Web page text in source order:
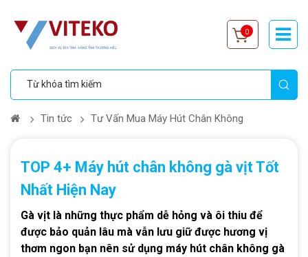
0
Tin tức Tư Vấn Mua Máy Hút Chân Không
TOP 4+ Máy hút chân không gà vịt Tốt
Nhất Hiện Nay
Gà vịt là những thực phẩm dễ hỏng và ôi thiu để
được bảo quản lâu mà vẫn lưu giữ được hương vị
thơm ngon bạn nên sử dụng máy hút chân không gà